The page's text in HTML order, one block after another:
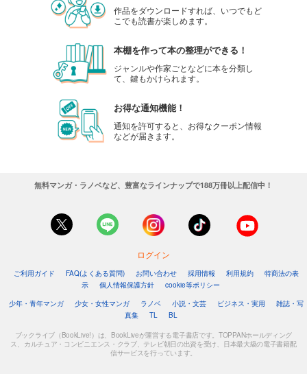
作品をダウンロードすれば、いつでもど
こでも読書が楽しめます。
本棚を作って本の整理ができる！
ジャンルや作家ごとなどに本を分類し
て、鍵もかけられます。
お得な通知機能！
通知を許可すると、お得なクーポン情報
などが届きます。
無料マンガ・ラノベなど、豊富なラインナップで188万冊以上配信中！
ログイン
ご利用ガイド FAQ(よくある質問) お問い合わせ 採用情報 利用規約
特商法の表
示
個人情報保護方針
cookie等ポリシー
少年・青年マンガ
少女・女性マンガ ラノベ 小説・文芸 ビジネス・実用
雑誌・写
真集
TL BL
ブックライブ（BookLive!）は、BookLiveが運営する電子書店です。TOPPANホールディング
ス、カルチュア・コンビニエンス・クラブ、テレビ朝日の出資を受け、日本最大級の電子書籍配
信サービスを行っています。